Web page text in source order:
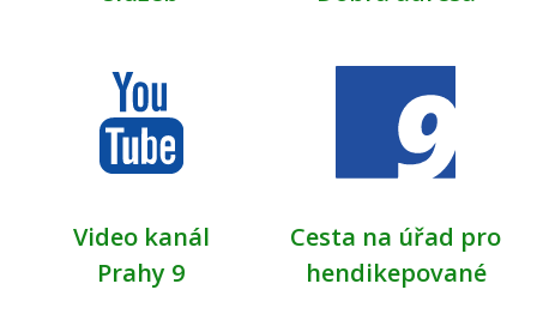
Video kanál
Prahy 9
Cesta na úřad pro
hendikepované